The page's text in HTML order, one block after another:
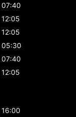
07:40
12:05
12:05
05:30
07:40
12:05
16:00